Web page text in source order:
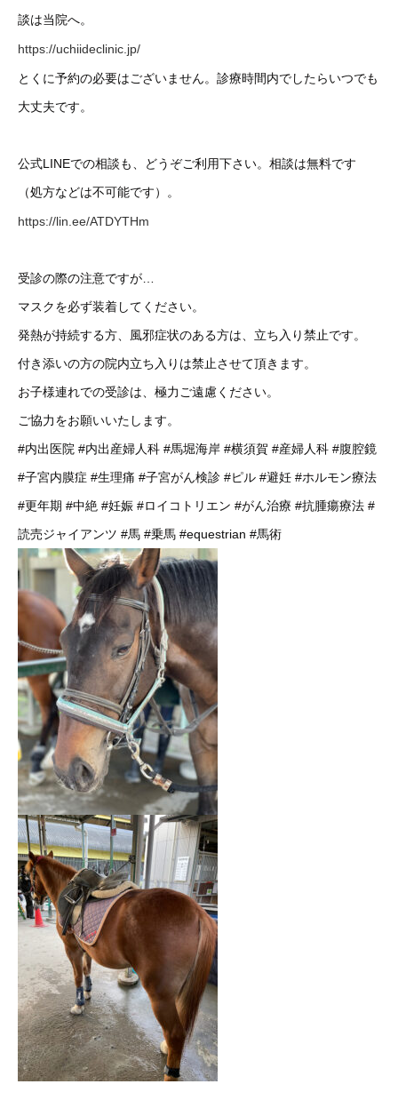
談は当院へ。
https://uchiideclinic.jp/
とくに予約の必要はございません。診療時間内でしたらいつでも
大丈夫です。
公式LINEでの相談も、どうぞご利用下さい。相談は無料です
（処方などは不可能です）。
https://lin.ee/ATDYTHm
受診の際の注意ですが…
マスクを必ず装着してください。
発熱が持続する方、風邪症状のある方は、立ち入り禁止です。
付き添いの方の院内立ち入りは禁止させて頂きます。
お子様連れでの受診は、極力ご遠慮ください。
ご協力をお願いいたします。
#内出医院 #内出産婦人科 #馬堀海岸 #横須賀 #産婦人科 #腹腔鏡
#子宮内膜症 #生理痛 #子宮がん検診 #ピル #避妊 #ホルモン療法
#更年期 #中絶 #妊娠 #ロイコトリエン #がん治療 #抗腫瘍療法 #
読売ジャイアンツ #馬 #乗馬 #equestrian #馬術